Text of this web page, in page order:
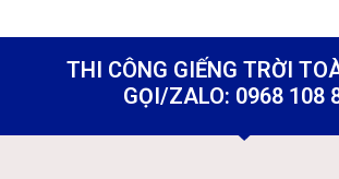
THI CÔNG GIẾNG TRỜI
GỌI/ZALO: 0968 108